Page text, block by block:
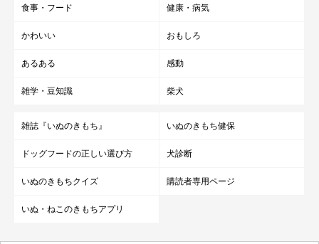
食事・フード 健康・病気
かわいい おもしろ
あるある 感動
雑学・豆知識 柴犬
雑誌『いぬのきもち』 いぬのきもち健保
ドッグフードの正しい選び方 犬診断
いぬのきもちクイズ 購読者専用ページ
いぬ・ねこのきもちアプリ